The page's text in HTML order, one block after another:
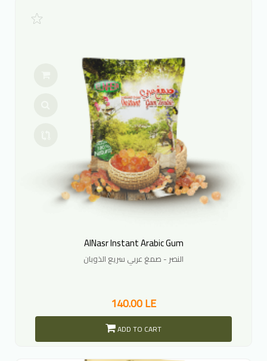
AlNasr Instant Arabic Gum
النصر - صمغ عربي سريع الذوبان
140.00 LE
ADD TO CART